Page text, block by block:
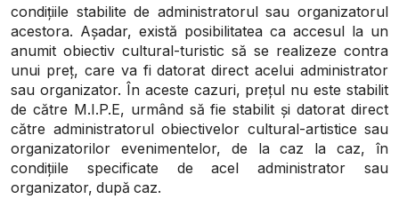
condițiile stabilite de administratorul sau organizatorul
acestora. Așadar, există posibilitatea ca accesul la un
anumit obiectiv cultural-turistic să se realizeze contra
unui preț, care va fi datorat direct acelui administrator
sau organizator. În aceste cazuri, prețul nu este stabilit
de către M.I.P.E, urmând să fie stabilit și datorat direct
către administratorul obiectivelor cultural-artistice sau
organizatorilor evenimentelor, de la caz la caz, în
condițiile specificate de acel administrator sau
organizator, după caz.